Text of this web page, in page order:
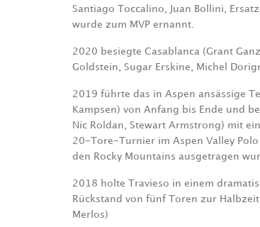
Santiago Toccalino, Juan Bollini,
wurde zum MVP ernannt.
2020 besiegte Casablanca (Grant
Goldstein, Sugar Erskine, Michel
2019 führte das in Aspen ansässige
Kampsen) von Anfang bis Ende und
Nic Roldan, Stewart Armstrong) mit
20-Tore-Turnier im Aspen Valley
den Rocky Mountains ausgetragen
2018 holte Travieso in einem
Rückstand von fünf Toren zur
Merlos)